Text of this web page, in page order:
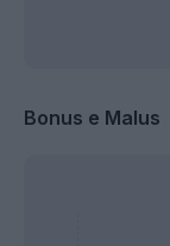
Bonus e Malus